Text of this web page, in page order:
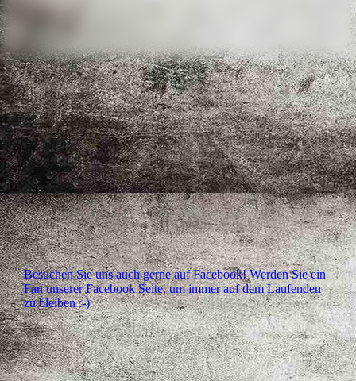
Besuchen Sie uns auch gerne auf Facebook! Werden Sie ein
Fan unserer Facebook Seite, um immer auf dem Laufenden
zu bleiben :-)